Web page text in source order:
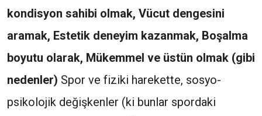
kondisyon sahibi olmak, Vücut dengesini
aramak, Estetik deneyim kazanmak, Boşalma
boyutu olarak, Mükemmel ve üstün olmak (gibi
nedenler) Spor ve fiziki harekette, sosyo-
psikolojik değişkenler (ki bunlar spordaki